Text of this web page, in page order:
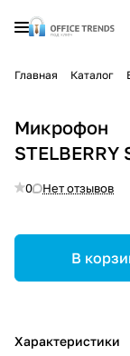
Главная Каталог
Микрофон
STELBERRY
0 Нет отзывов
В
Характеристики